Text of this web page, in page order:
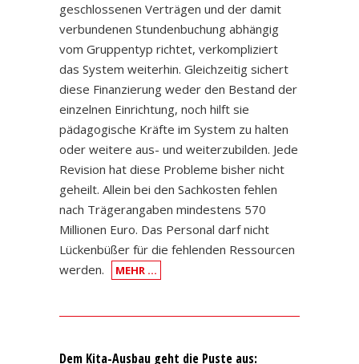
geschlossenen Verträgen und der damit
verbundenen Stundenbuchung abhängig
vom Gruppentyp richtet, verkompliziert
das System weiterhin. Gleichzeitig sichert
diese Finanzierung weder den Bestand der
einzelnen Einrichtung, noch hilft sie
pädagogische Kräfte im System zu halten
oder weitere aus- und weiterzubilden. Jede
Revision hat diese Probleme bisher nicht
geheilt. Allein bei den Sachkosten fehlen
nach Trägerangaben mindestens 570
Millionen Euro. Das Personal darf nicht
Lückenbüßer für die fehlenden Ressourcen
werden.
MEHR …
Dem Kita-Ausbau geht die Puste aus: